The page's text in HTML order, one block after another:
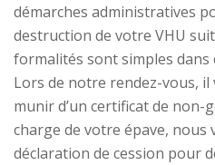
démarches administratives
destruction de votre VHU
formalités sont simples dans
Lors de notre rendez-vous,
munir d’un certificat de non-
charge de votre épave,
déclaration de cession pour